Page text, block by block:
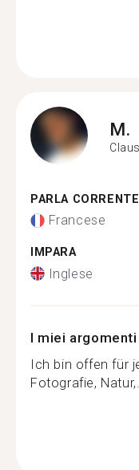
M.
PARLA
Francese
IMPARA
Inglese
I miei
Ich bin offen für
Fotografie,